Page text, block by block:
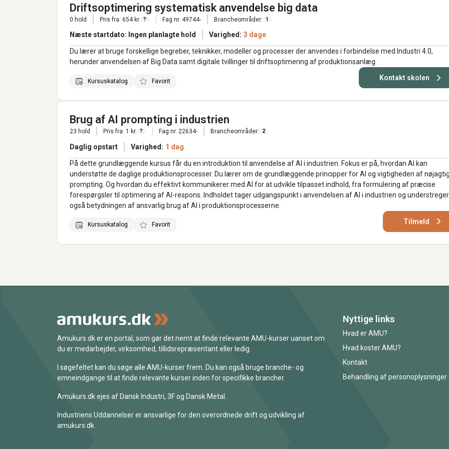
Driftsoptimering systematisk anvendelse big data
0 hold Pris fra: 654 kr. ? Fag nr. 49744- Brancheområder: 1
Næste startdato: Ingen planlagte hold Varighed: 3 dage
Du lærer at bruge forskellige begreber, teknikker, modeller og processer der anvendes i forbindelse med Industri 4.0,
herunder anvendelsen af Big Data samt digitale tvillinger til driftsoptimering af produktionsanlæg.
Kursuskatalog Favorit Kontakt skolen
Brug af AI prompting i industrien
23 hold Pris fra: 1 kr. ? Fag nr. 22634- Brancheområder: 2
Daglig opstart Varighed: 1 dag
På dette grundlæggende kursus får du en introduktion til anvendelse af AI i industrien. Fokus er på, hvordan AI kan
understøtte de daglige produktionsprocesser. Du lærer om de grundlæggende principper for AI og vigtigheden af
prompting. Og hvordan du effektivt kommunikerer med AI for at udvikle tilpasset indhold, fra formulering af præcise
forespørgsler til optimering af AI-respons. Indholdet tager udgangspunkt i anvendelsen af AI i industrien og understreger
også betydningen af ansvarlig brug af AI i produktionsprocesserne.
Kursuskatalog Favorit Tilmeld
Amukurs.dk er en portal, som gør det nemt at finde relevante AMU-kurser uanset om
du er medarbejder, virksomhed, tillidsrepræsentant eller ledig.
I søgefeltet kan du søge alle AMU-kurser frem. Du kan også bruge branche- og
emneindgange til at finde relevante kurser inden for specifikke brancher.
Amukurs.dk ejes af Dansk Industri, 3F og Dansk Metal.
Industriens Uddannelser er ansvarlige for den overordnede drift og udvikling af
amukurs.dk.
Nyttige links
Hvad er AMU?
Hvad koster AMU?
Kontakt
Behandling af personoplysninger